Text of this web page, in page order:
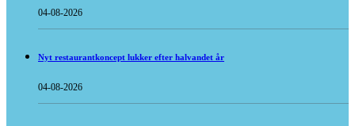
04-08-2026
Nyt restaurantkoncept lukker efter halvandet år
04-08-2026